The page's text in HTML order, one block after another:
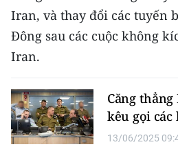
Đông Nam Bộ
Đồng bằng sông Cửu Long
Chuyên trang TP. Hồ Chí
CHUYÊN ĐỀ
Iran, và thay đổi các tuyến
Đông sau các cuộc không
Iran.
Căng
kêu gọi các
13/06/2025